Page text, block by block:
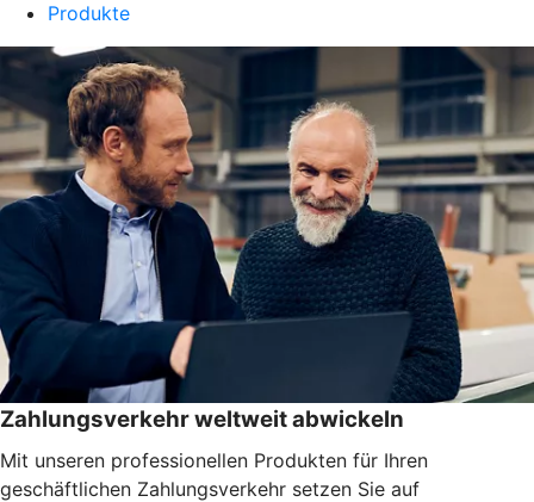
Produkte
Zahlungsverkehr weltweit abwickeln
Mit unseren professionellen Produkten für Ihren
geschäftlichen Zahlungsverkehr setzen Sie auf